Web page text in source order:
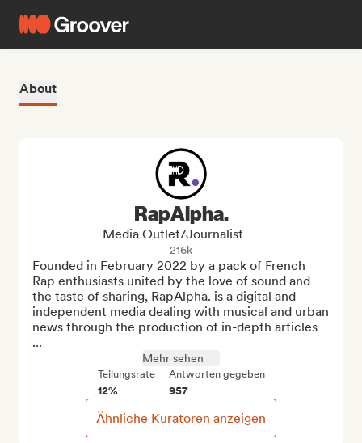
About
RapAlpha.
Media Outlet/Journalist
216k
Founded in February 2022 by a pack of French
Rap enthusiasts united by the love of sound and
the taste of sharing, RapAlpha. is a digital and
independent media dealing with musical and urban
news through the production of in-depth articles
...
Mehr sehen
Teilungsrate
12%
Antworten gegeben
957
Ähnliche Kuratoren anzeigen